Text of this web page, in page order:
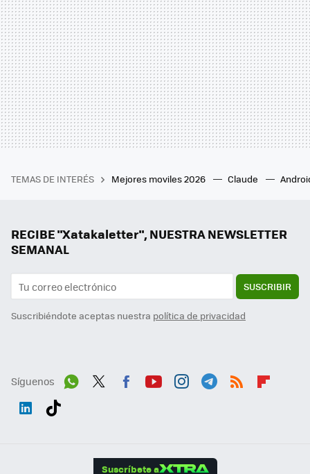
TEMAS DE INTERÉS Mejores moviles 2026 Claude
RECIBE "Xatakaletter", NUESTRA NEWSLETTER
SEMANAL
SUSCRIBIR
Suscribiéndote aceptas nuestra política de privacidad
Síguenos
Suscríbete a